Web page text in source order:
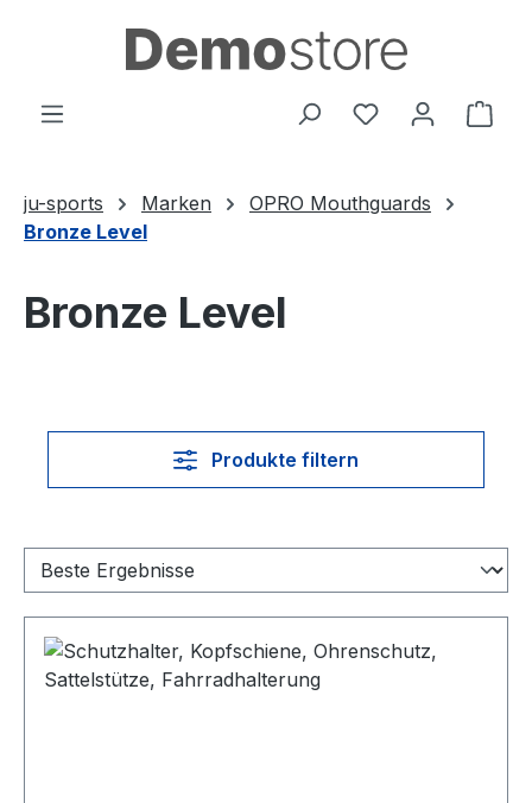
Zum Hauptinhalt springen
Du hast 0
ju-sports Marken
OPRO Mouthguards
Bronze Level
Bronze Level
Produkte filtern